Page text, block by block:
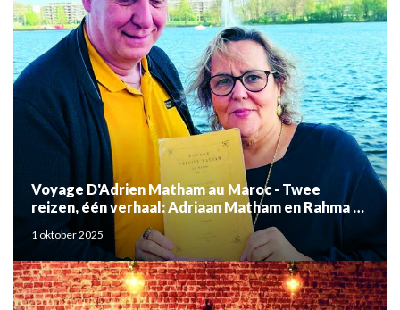
Voyage D'Adrien Matham au Maroc - Twee
reizen, één verhaal: Adriaan Matham en Rahma el
Mouden
1 oktober 2025